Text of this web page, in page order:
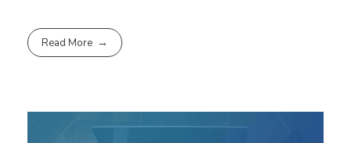
Read More